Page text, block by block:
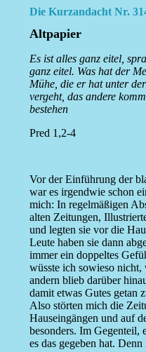
Die Kurzandacht Nr.
Altpapier
Es ist alles ganz eitel,
ganz eitel. Was hat der
Mühe, die er hat unter
vergeht, das andere
bestehen
Pred 1,2-4
Vor der Einführung der
war es irgendwie schon
mich: In regelmäßigen
alten Zeitungen,
und legten sie vor die
Leute haben sie dann
immer ein doppeltes
wüsste ich sowieso
andern blieb darüber
damit etwas Gutes getan
Also störten mich die
Hauseingängen und auf
besonders. Im Gegenteil,
es das gegeben hat.